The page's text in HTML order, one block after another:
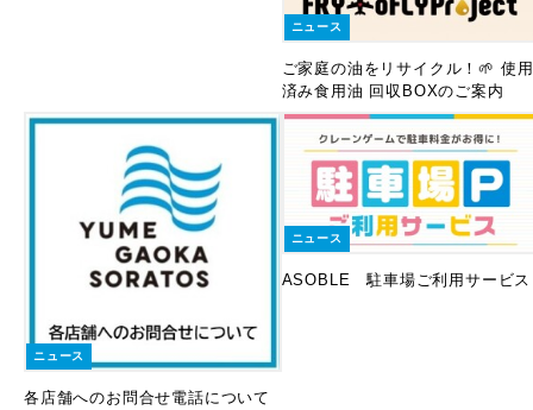
ニュース
ご家庭の油をリサイクル！🌱 使用
済み食用油 回収BOXのご案内
ニュース
各店舗へのお問合せ電話について
ニュース
ASOBLE 駐車場ご利用サービス